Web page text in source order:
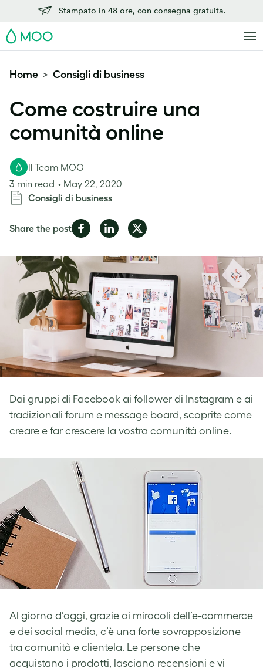
Stampato in 48 ore, con consegna gratuita.
MOO
Home > Consigli di business
Come costruire una
comunità online
Il Team MOO
3 min read
May 22, 2020
Consigli di business
Share the postShare
Facebook
Share
LinkedIn
Share
Twitter
Dai gruppi di Facebook ai follower di Instagram e ai
tradizionali forum e message board, scoprite come
creare e far crescere la vostra comunità online.
Al giorno d’oggi, grazie ai miracoli dell’e-commerce
e dei social media, c’è una forte sovrapposizione
tra comunità e clientela. Le persone che
acquistano i prodotti, lasciano recensioni e vi